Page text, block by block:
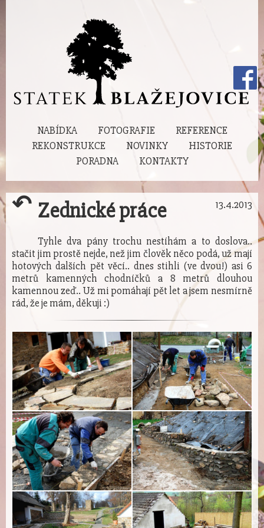
NABÍDKA FOTOGRAFIE
REFERENCE
REKONSTRUKCE
NOVINKY
HISTORIE
PORADNA
KONTAKTY
↶ 13.4.2013
Zednické práce
Tyhle dva pány trochu nestíhám a to doslova..
stačit jim prostě nejde, než jim člověk něco podá, už mají
hotových dalších pět věcí.. dnes stihli (ve dvou!) asi 6
metrů kamenných chodníčků a 8 metrů dlouhou
kamennou zeď.. Už mi pomáhají pět let a jsem nesmírně
rád, že je mám, děkuji :)